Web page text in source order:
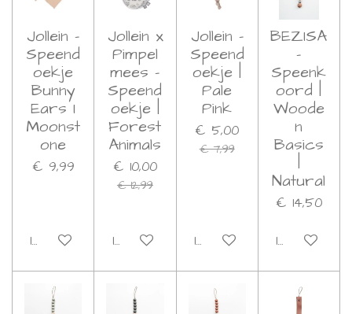
Jollein -
Speend
oekje
Bunny
Ears I
Moonst
one
€ 9,99
In winkelwagen
Jollein x
Pimpel
mees -
Speend
oekje |
Forest
Animals
€ 10,00
€ 12,99
In winkelwagen
Jollein -
Speend
oekje |
Pale
Pink
€ 5,00
€ 7,99
In winkelwagen
BEZISA
-
Speenk
oord |
Woode
n
Basics
|
Natural
€ 14,50
In